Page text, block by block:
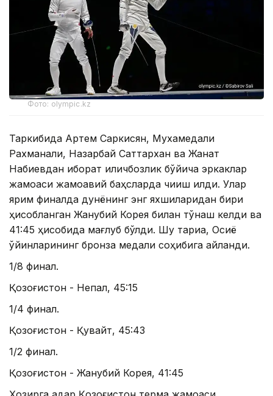
Фото: olympic.kz
Таркибида Артем Саркисян, Мухамедали
Рахманали, Назарбай Саттархан ва Жанат
Набиевдан иборат қиличбозлик бўйича эркаклар
жамоаси жамоавий баҳсларда чиқиш қилди. Улар
ярим финалда дунёнинг энг яхшиларидан бири
ҳисобланган Жанубий Корея билан тўқнаш келди ва
41:45 ҳисобида мағлуб бўлди. Шу тариқа, Осиё
ўйинларининг бронза медали соҳибига айланди.
1/8 финал.
Қозоғистон - Непал, 45:15
1/4 финал.
Қозоғистон - Қувайт, 45:43
1/2 финал.
Қозоғистон - Жанубий Корея, 41:45